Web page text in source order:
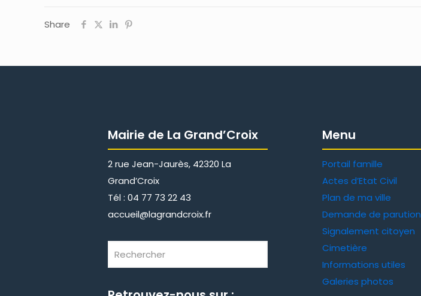
Share
Mairie de La Grand’Croix
2 rue Jean-Jaurès, 42320 La
Grand’Croix
Tél : 04 77 73 22 43
accueil@lagrandcroix.fr
Menu
Portail famille
Actes d’Etat Civil
Plan de ma ville
Demande de parution
Signalement citoyen
Cimetière
Informations utiles
Galeries photos